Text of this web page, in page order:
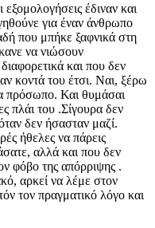
έδιναν και
για έναν άνθρωπο
που μπήκε ξαφνικά στη
να νιώσουν
και που δεν
κοντά του έτσι. Ναι, ξέρω
πρόσωπο. Και θυμάσαι
πλάι του .Σίγουρα δεν
δεν ήσασταν μαζί.
ήθελες να πάρεις
αλλά και που δεν
φόβο της απόρριψης .
αρκεί να λέμε στον
τον πραγματικό λόγο και